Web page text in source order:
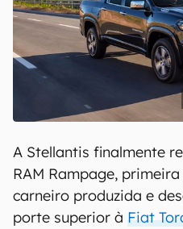
A Stellantis finalmente
RAM Rampage,
carneiro produzida e
porte superior à Fiat